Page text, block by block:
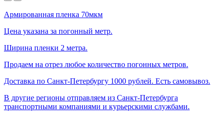
Армированная пленка 70мкм
Цена указана за погонный метр.
Ширина пленки 2 метра.
Продаем на отрез любое количество погонных метров.
Доставка по Санкт-Петербургу 1000 рублей. Есть самовывоз.
В другие регионы отправляем из Санкт-Петербурга
транспортными компаниями и курьерскими службами.